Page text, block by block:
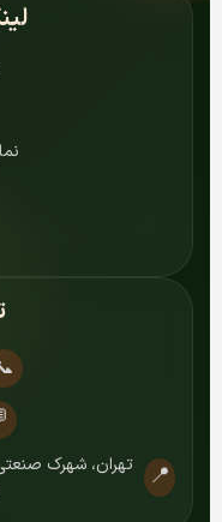
📍
تهران، شهرک